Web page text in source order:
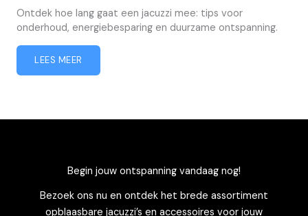
Ontdek hoe lang gaat een jacuzzi mee: tips voor
onderhoud, energiebesparing en duurzame ontspanning.
LEES MEER
Begin jouw ontspanning vandaag nog!
Bezoek ons nu en ontdek het brede assortiment
opblaasbare jacuzzi’s en accessoires voor jouw